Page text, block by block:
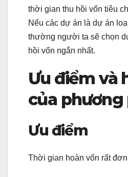
thời gian thu hồi vốn tiêu
Nếu các dự án là dự án
thường người ta sẽ chọn
hồi vốn ngắn nhất.
Ưu điểm và
của phương
Ưu điểm
Thời gian hoàn vốn rất